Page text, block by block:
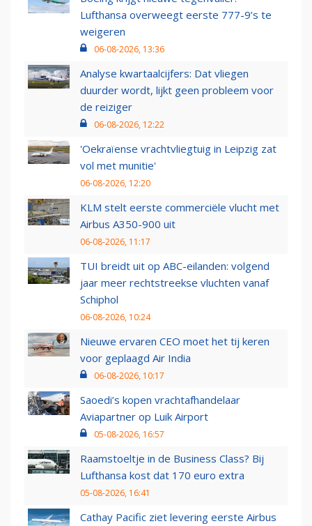
Lufthansa overweegt eerste 777-9’s te
weigeren
06-08-2026, 13:36
Analyse kwartaalcijfers: Dat vliegen
duurder wordt, lijkt geen probleem voor
de reiziger
06-08-2026, 12:22
'Oekraïense vrachtvliegtuig in Leipzig zat
vol met munitie'
06-08-2026, 12:20
KLM stelt eerste commerciële vlucht met
Airbus A350-900 uit
06-08-2026, 11:17
TUI breidt uit op ABC-eilanden: volgend
jaar meer rechtstreekse vluchten vanaf
Schiphol
06-08-2026, 10:24
Nieuwe ervaren CEO moet het tij keren
voor geplaagd Air India
06-08-2026, 10:17
Saoedi’s kopen vrachtafhandelaar
Aviapartner op Luik Airport
05-08-2026, 16:57
Raamstoeltje in de Business Class? Bij
Lufthansa kost dat 170 euro extra
05-08-2026, 16:41
Cathay Pacific ziet levering eerste Airbus